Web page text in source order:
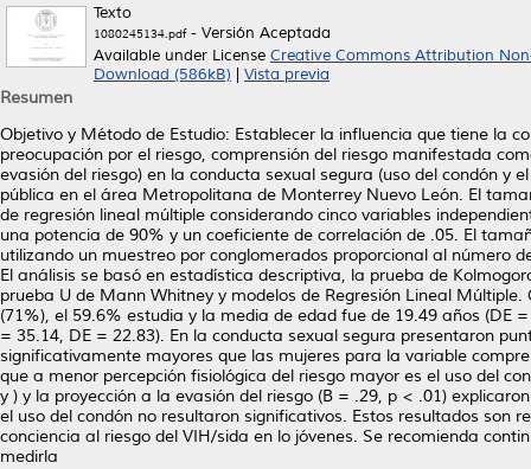
Texto
1080245134.pdf- Versión Aceptada
Available under License Creative Commons Attribution
Download (586kB)
Vista previa
Resumen
Objetivo y Método de Estudio: Establecer la influencia que tiene la
preocupación por el riesgo, comprensión del riesgo manifestada
evasión del riesgo) en la conducta sexual segura (uso del condón y
pública en el área Metropolitana de Monterrey Nuevo León. El
de regresión lineal múltiple considerando cinco variables
una potencia de 90% y un coeficiente de correlación de .05. El
utilizando un muestreo por conglomerados proporcional al número
El análisis se basó en estadística descriptiva, la prueba de
prueba U de Mann Whitney y modelos de Regresión Lineal
(71%), el 59.6% estudia y la media de edad fue de 19.49 años (DE
= 35.14, DE = 22.83). En la conducta sexual segura presentaron
significativamente mayores que las mujeres para la variable
que a menor percepción fisiológica del riesgo mayor es el uso del
y ) y la proyección a la evasión del riesgo (B = .29, p < .01)
el uso del condón no resultaron significativos. Estos resultados
conciencia al riesgo del VIH/sida en lo jóvenes. Se recomienda
medirla